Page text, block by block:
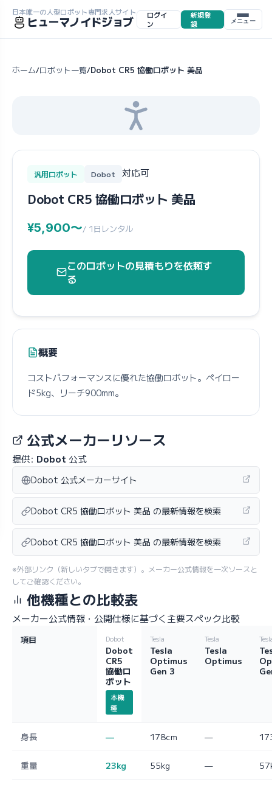
日本唯一の人型ロボット専門求人サイト
ヒューマノイドジョブ
ログイ
ン
新規登
録
メニュー
ホーム/ロボット一覧/Dobot CR5 協働ロボット 美品
汎用ロボット Dobot 対応可
Dobot CR5 協働ロボット 美品
¥5,900〜/ 1日レンタル
このロボットの見積もりを依頼す
る
概要
コストパフォーマンスに優れた協働ロボット。ペイロー
ド5kg、リーチ900mm。
公式メーカーリソース
提供: Dobot 公式
Dobot 公式メーカーサイト
Dobot CR5 協働ロボット 美品 の最新情報を検索
Dobot CR5 協働ロボット 美品 の最新情報を検索
※外部リンク（新しいタブで開きます）。メーカー公式情報を一次ソースと
してご確認ください。
他機種との比較表
メーカー公式情報・公開仕様に基づく主要スペック比較
項目 Dobot
Dobot
CR5
協働ロ
ボット
本機
種
Tesla
Tesla
Optimus
Gen 3
Tesla
Tesla
Optimus
身長 — 178cm —
重量 23kg 55kg —